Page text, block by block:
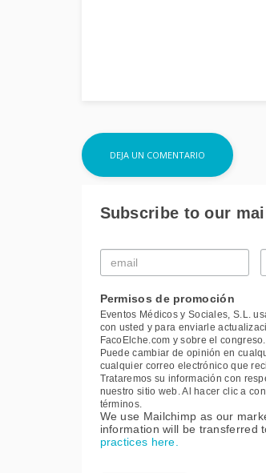
Subscribe to our
Email
* *
Permisos de promoción
Eventos Médicos y Sociales, S.L.
con usted y para enviarle
FacoElche.com y sobre el congreso.
Puede cambiar de opinión en
cualquier correo electrónico que
Trataremos su información con
nuestro sitio web. Al hacer clic a
términos.
We use Mailchimp as our
information will be transferred
practices here.